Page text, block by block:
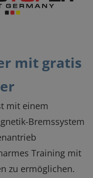
mit gratis
mit einem
Bremssystem
Training mit
zu ermöglichen.